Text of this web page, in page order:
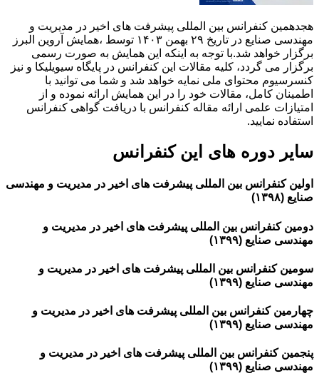
هجدهمین کنفرانس بین المللی پیشرفت های اخیر در مدیریت و
مهندسی صنایع در تاریخ ۲۹ بهمن ۱۴۰۳ توسط ،همایش آروین البرز
برگزار خواهد شد.با توجه به اینکه این همایش به صورت رسمی
برگزار می گردد، کلیه مقالات این کنفرانس در پایگاه سیویلیکا و نیز
کنسرسیوم محتوای ملی نمایه خواهد شد و شما می توانید با
اطمینان کامل، مقالات خود را در این همایش ارائه نموده و از
امتیازات علمی ارائه مقاله کنفرانس با دریافت گواهی کنفرانس
استفاده نمایید.
سایر دوره های این کنفرانس
اولین کنفرانس بین المللی پیشرفت های اخیر در مدیریت و مهندسی
صنایع (۱۳۹۸)
دومین کنفرانس بین المللی پیشرفت های اخیر در مدیریت و
مهندسی صنایع (۱۳۹۹)
سومین کنفرانس بین المللی پیشرفت های اخیر در مدیریت و
مهندسی صنایع (۱۳۹۹)
چهارمین کنفرانس بین المللی پیشرفت های اخیر در مدیریت و
مهندسی صنایع (۱۳۹۹)
پنجمین کنفرانس بین المللی پیشرفت های اخیر در مدیریت و
مهندسی صنایع (۱۳۹۹)